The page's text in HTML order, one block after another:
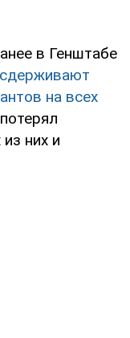
в Генштабе
на всех
них и